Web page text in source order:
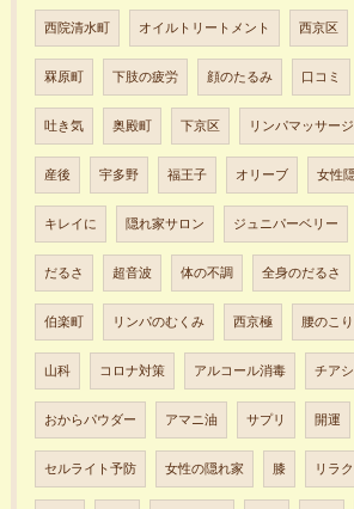
西院清水町 オイルトリートメント 西京区
罧原町 下肢の疲労 顔のたるみ 口コミ
吐き気 奥殿町 下京区 リンパマッサージ
産後 宇多野 福王子 オリーブ 女性
キレイに 隠れ家サロン ジュニパーベリー
だるさ 超音波 体の不調 全身のだるさ
伯楽町 リンパのむくみ 西京極 腰のこり
山科 コロナ対策 アルコール消毒 チア
おからパウダー アマニ油 サプリ 開運
セルライト予防 女性の隠れ家 膝 リラ